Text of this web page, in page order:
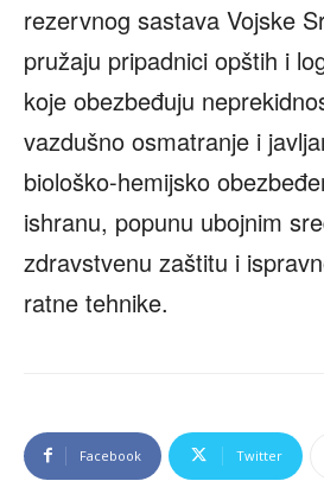
rezervnog sastava Vojske
pružaju pripadnici opštih i
koje obezbeđuju
vazdušno osmatranje i
biološko-hemijsko
ishranu, popunu ubojnim
zdravstvenu zaštitu i
ratne tehnike.
Facebook Twitter